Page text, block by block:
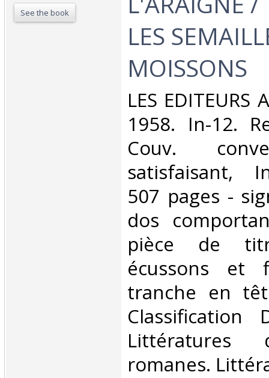
See the book
LES
MOISSONS‎
‎LES EDITEURS
1958. In-12.
Couv.
satisfaisant,
507 pages -
dos
pièce de
écussons et
tranche en
Classification
Littératures
romanes.